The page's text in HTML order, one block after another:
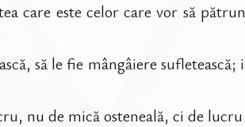
care este celor care vor să
să le fie mângâiere
nu de mică osteneală, ci de